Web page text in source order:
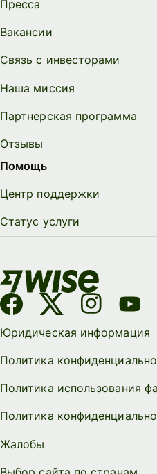
Пресса
Вакансии
Связь с инвесторами
Наша миссия
Партнерская программа
Отзывы
Помощь
Центр поддержки
Статус услуги
Юридическая информация
Политика
Политика использования
Политика
Жалобы